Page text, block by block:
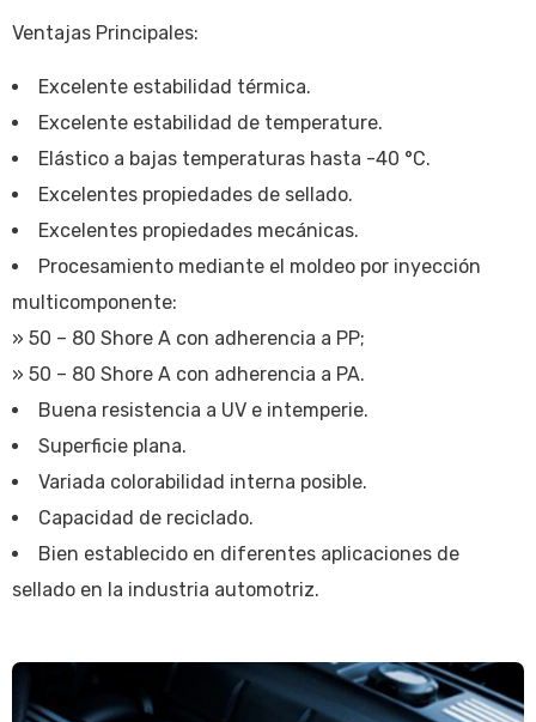
Ventajas Principales:
Excelente estabilidad térmica.
Excelente estabilidad de temperature.
Elástico a bajas temperaturas hasta -40 °C.
Excelentes propiedades de sellado.
Excelentes propiedades mecánicas.
Procesamiento mediante el moldeo por inyección
multicomponente:
» 50 – 80 Shore A con adherencia a PP;
» 50 – 80 Shore A con adherencia a PA.
Buena resistencia a UV e intemperie.
Superficie plana.
Variada colorabilidad interna posible.
Capacidad de reciclado.
Bien establecido en diferentes aplicaciones de
sellado en la industria automotriz.